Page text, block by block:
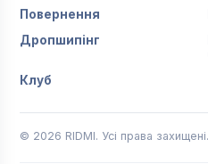
Повернення
Дропшипінг
Клуб
© 2026 RIDMI. Усі права захищені.